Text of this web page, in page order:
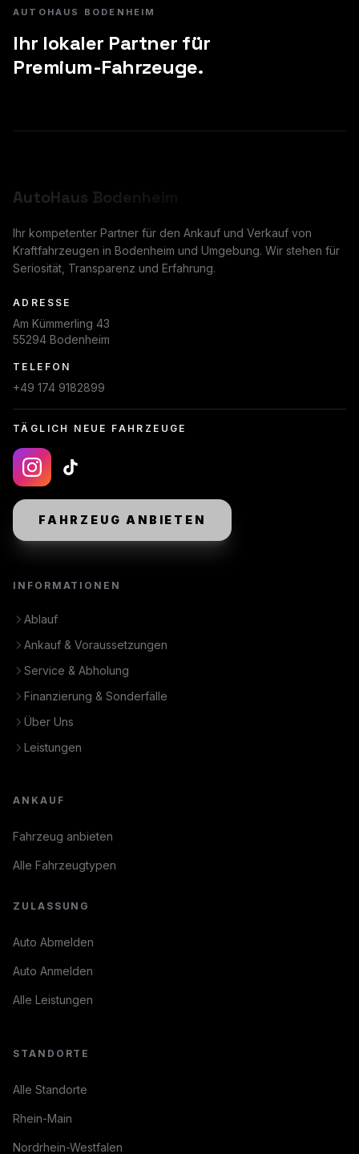
AUTOHAUS BODENHEIM
Ihr lokaler Partner für
Premium-Fahrzeuge.
AutoHaus Bodenheim
Ihr kompetenter Partner für den Ankauf und Verkauf von
Kraftfahrzeugen in Bodenheim und Umgebung. Wir stehen für
Seriosität, Transparenz und Erfahrung.
ADRESSE
Am Kümmerling 43
55294 Bodenheim
TELEFON
+49 174 9182899
TÄGLICH NEUE FAHRZEUGE
FAHRZEUG ANBIETEN
INFORMATIONEN
Ablauf
Ankauf & Voraussetzungen
Service & Abholung
Finanzierung & Sonderfälle
Über Uns
Leistungen
ANKAUF
Fahrzeug anbieten
Alle Fahrzeugtypen
ZULASSUNG
Auto Abmelden
Auto Anmelden
Alle Leistungen
STANDORTE
Alle Standorte
Rhein-Main
Nordrhein-Westfalen